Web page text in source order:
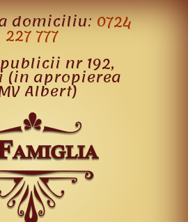
domiciliu:0724
227 777
nr 192,
(in apropierea
Albert)